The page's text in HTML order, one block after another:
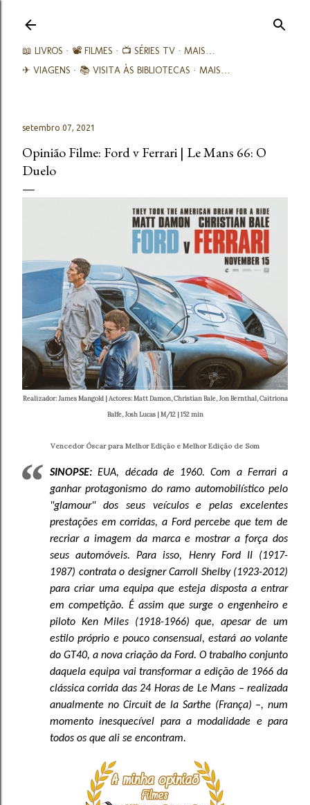
📖 LIVROS 📽️ FILMES 📺 SÉRIES TV
MAIS…
✈ VIAGENS
📚︎ VISITA ÀS BIBLIOTECAS MAIS…
setembro 07, 2021
Opinião Filme: Ford v Ferrari | Le Mans 66: O
Duelo
Realizador: James Mangold | Actores: Matt Damon, Christian Bale, Jon Bernthal, Caitriona
Balfe, Josh Lucas | M/12 | 152 min
Vencedor Óscar para Melhor Edição e Melhor Edição de Som
SINOPSE: EUA, década de 1960. Com a Ferrari a
ganhar protagonismo do ramo automobilístico pelo
"glamour" dos seus veículos e pelas excelentes
prestações em corridas, a Ford percebe que tem de
recriar a imagem da marca e mostrar a força dos
seus automóveis. Para isso, Henry Ford II (1917-
1987) contrata o designer Carroll Shelby (1923-2012)
para criar uma equipa que esteja disposta a entrar
em competição. É assim que surge o engenheiro e
piloto Ken Miles (1918-1966) que, apesar de um
estilo próprio e pouco consensual, estará ao volante
do GT40, a nova criação da Ford. O trabalho conjunto
daquela equipa vai transformar a edição de 1966 da
clássica corrida das 24 Horas de Le Mans – realizada
anualmente no Circuit de la Sarthe (França) –, num
momento inesquecível para a modalidade e para
todos os que ali se encontram.